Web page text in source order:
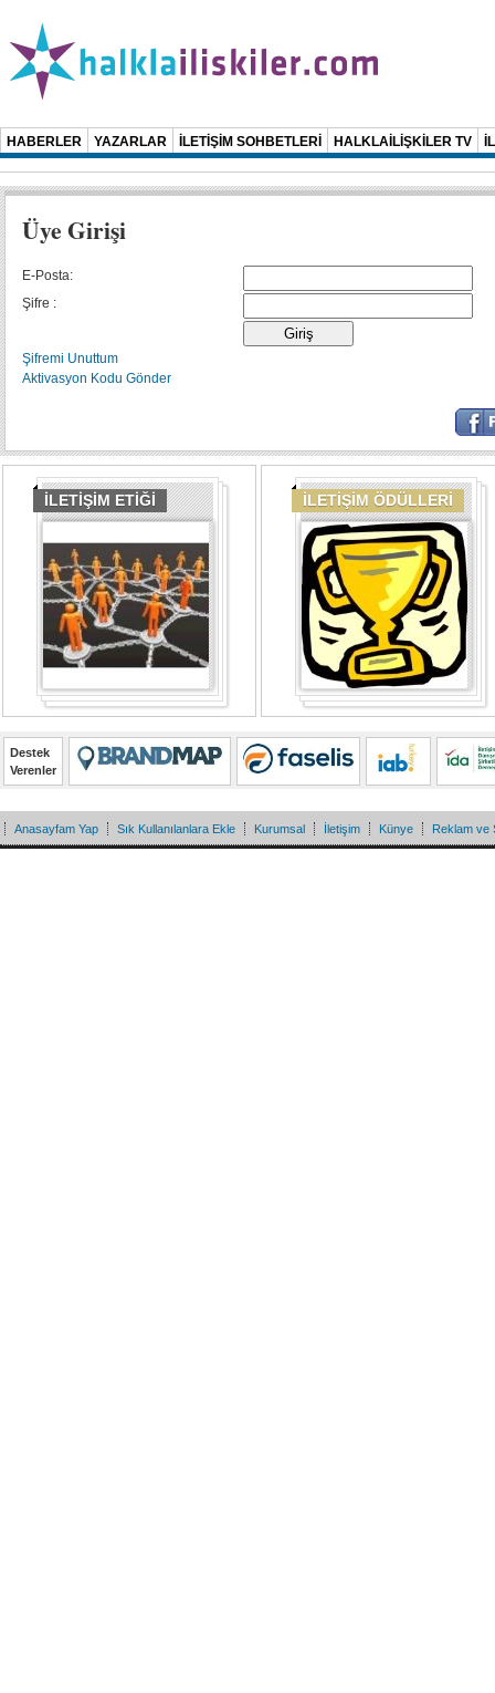
HABERLER YAZARLAR İLETİŞİM SOHBETLERİ HALKLAİLİŞKİLER TV
Üye Girişi
E-Posta:
Şifre :
Şifremi Unuttum
Aktivasyon Kodu Gönder
İLETİŞİM ETİĞİ İLETİŞİM ÖDÜLLERİ
Destek
Verenler
Anasayfam Yap Sık Kullanılanlara Ekle Kurumsal İletişim Künye Reklam ve